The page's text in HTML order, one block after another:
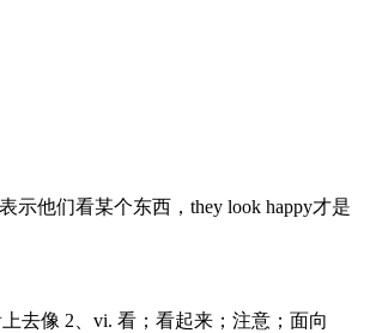
示他们看某个东西，they look happy才是
去像 2、vi. 看；看起来；注意；面向